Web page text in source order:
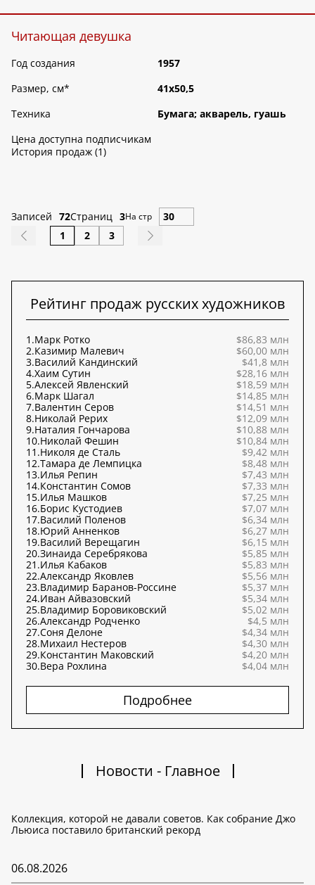
Читающая девушка
Год создания
1957
Размер, см*
41х50,5
Техника
Бумага; акварель, гуашь
Цена доступна подписчикам
История продаж (1)
Записей 72Страниц 3На стр
1 2 3
Рейтинг продаж русских художников
1.Марк Ротко
$86,83 млн
2.Казимир Малевич
$60,00 млн
3.Василий Кандинский
$41,8 млн
4.Хаим Сутин
$28,16 млн
5.Алексей Явленский
$18,59 млн
6.Марк Шагал
$14,85 млн
7.Валентин Серов
$14,51 млн
8.Николай Рерих
$12,09 млн
9.Наталия Гончарова
$10,88 млн
10.Николай Фешин
$10,84 млн
11.Николя де Сталь
$9,42 млн
12.Тамара де Лемпицка
$8,48 млн
13.Илья Репин
$7,43 млн
14.Константин Сомов
$7,33 млн
15.Илья Машков
$7,25 млн
16.Борис Кустодиев
$7,07 млн
17.Василий Поленов
$6,34 млн
18.Юрий Анненков
$6,27 млн
19.Василий Верещагин
$6,15 млн
20.Зинаида Серебрякова
$5,85 млн
21.Илья Кабаков
$5,83 млн
22.Александр Яковлев
$5,56 млн
23.Владимир Баранов-Россине
$5,37 млн
24.Иван Айвазовский
$5,34 млн
25.Владимир Боровиковский
$5,02 млн
26.Александр Родченко
$4,5 млн
27.Соня Делоне
$4,34 млн
28.Михаил Нестеров
$4,30 млн
29.Константин Маковский
$4,20 млн
30.Вера Рохлина $4,04 млн
Подробнее
Новости - Главное
Коллекция, которой не давали советов. Как собрание Джо
Льюиса поставило британский рекорд
06.08.2026